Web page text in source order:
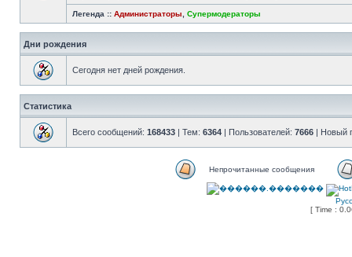
Легенда :: Администраторы Супермодераторы
Дни рождения
Сегодня нет дней рождения.
Статистика
Всего сообщений: 168433 | Тем: 6364 | Пользователей: 7666 | Новый
Непрочитанные сообщения
[ Time :